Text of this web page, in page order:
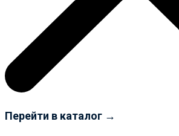
Перейти в каталог →